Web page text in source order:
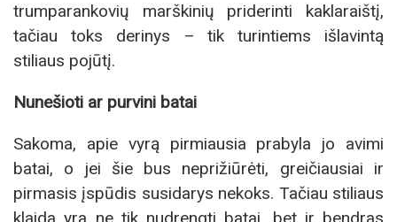
trumparankovių marškinių priderinti kaklaraištį,
tačiau toks derinys – tik turintiems išlavintą
stiliaus pojūtį.
Nunešioti ar purvini batai
Sakoma, apie vyrą pirmiausia prabyla jo avimi
batai, o jei šie bus neprižiūrėti, greičiausiai ir
pirmasis įspūdis susidarys nekoks. Tačiau stiliaus